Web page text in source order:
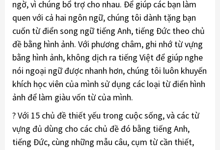
ngờ, vì chúng bổ trợ cho nhau. Để giúp các bạn làm
quen với cả hai ngôn ngữ, chúng tôi dành tặng bạn
cuốn từ điển song ngữ tiếng Anh, tiếng Đức theo chủ
đề bằng hình ảnh. Với phương châm, ghi nhớ từ vựng
bằng hình ảnh, không dịch ra tiếng Việt để giúp nghe
nói ngoại ngữ được nhanh hơn, chúng tôi luôn khuyến
khích học viên của mình sử dụng các loại từ điển hình
ảnh để làm giàu vốn từ của mình.
? Với 15 chủ đề thiết yếu trong cuộc sống, và các từ
vựng đủ dùng cho các chủ đề đó bằng tiếng Anh,
tiếng Đức, cùng những mẫu câu, cụm từ cần thiết,